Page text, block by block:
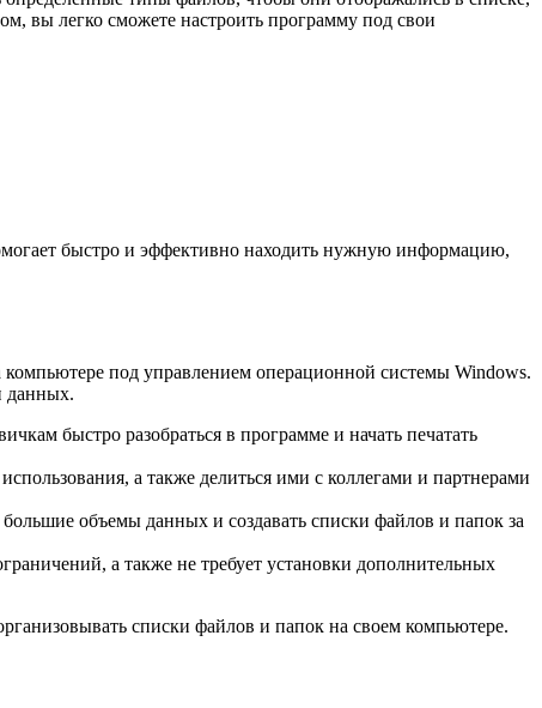
вы легко сможете настроить программу под свои
быстро и эффективно находить нужную информацию,
под управлением операционной системы Windows.
данных.
быстро разобраться в программе и начать печатать
а также делиться ими с коллегами и партнерами
объемы данных и создавать списки файлов и папок за
а также не требует установки дополнительных
списки файлов и папок на своем компьютере.